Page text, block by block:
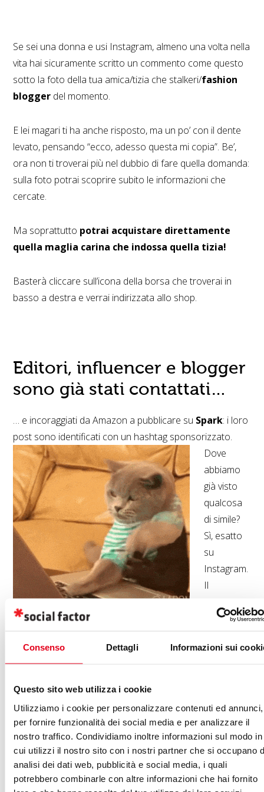
Consenso Dettagli Informazioni sui
Questo sito web utilizza i cookie
Utilizziamo i cookie per personalizzare contenuti ed annunci,
per fornire funzionalità dei social media e per analizzare il
nostro traffico. Condividiamo inoltre informazioni sul modo in
cui utilizzi il nostro sito con i nostri partner che si occupano
analisi dei dati web, pubblicità e social media, i quali
potrebbero combinarle con altre informazioni che hai fornito
Se sei una donna e usi Instagram, almeno una volta nella
vita hai sicuramente scritto un commento come questo
sotto la foto della tua amica/tizia che stalkeri/fashion
blogger del momento.
E lei magari ti ha anche risposto, ma un po’ con il dente
levato, pensando “ecco, adesso questa mi copia”. Be’,
ora non ti troverai più nel dubbio di fare quella domanda:
sulla foto potrai scoprire subito le informazioni che
cercate.
Ma soprattutto potrai acquistare direttamente
quella maglia carina che indossa quella tizia!
Basterà cliccare sull’icona della borsa che troverai in
basso a destra e verrai indirizzata allo shop.
Editori, influencer e blogger
sono già stati contattati…
… e incoraggiati da Amazon a pubblicare su Spark: i loro
post sono identificati con un hashtag sponsorizzato.
Dove
abbiamo
già visto
qualcosa
di simile?
Sì, esatto
su
Instagram.
Il
delle
sotto gli occhi di tutti: 250 milioni di utenti le usano ogni
giorno e con il loro moltiplicarsi abbiamo assistito al
proliferare di
pubblicità nascosta
Come correre ai ripari dai commenti negativi alla “tu qui ci
fai i soldi”?
Negli ultimi tempi è stato “istituzionalizzato” ilPaid
partnership with: il tag che assicura trasparenza nei casi
di co-branding tra influencer e azienda. Insomma: largo